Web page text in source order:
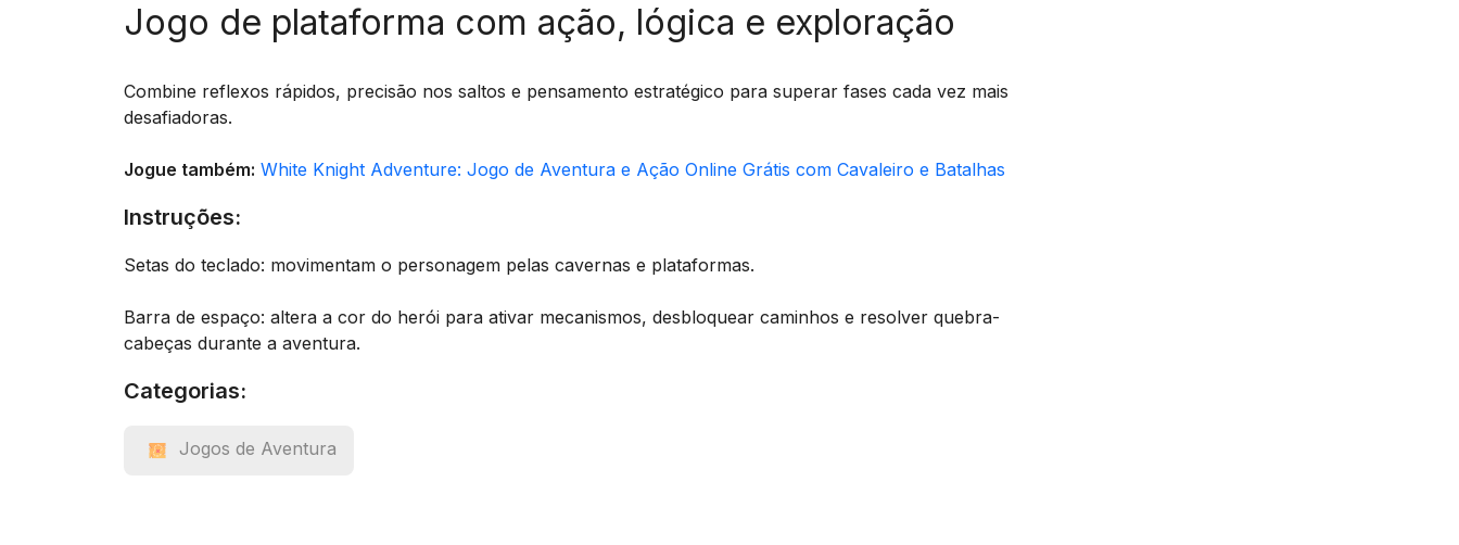
Jogo de plataforma com ação, lógica e exploração
Combine reflexos rápidos, precisão nos saltos e pensamento estratégico para superar fases cada vez mais
desafiadoras.
Jogue também: White Knight Adventure: Jogo de Aventura e Ação Online Grátis com Cavaleiro e Batalhas
Instruções:
Setas do teclado: movimentam o personagem pelas cavernas e plataformas.
Barra de espaço: altera a cor do herói para ativar mecanismos, desbloquear caminhos e resolver quebra-
cabeças durante a aventura.
Categorias:
Jogos de Aventura